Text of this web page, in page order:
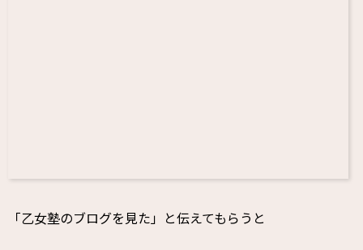
「乙女塾のブログを見た」と伝えてもらうと